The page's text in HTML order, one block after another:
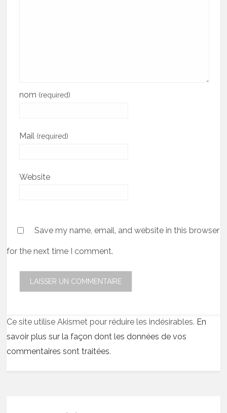
nom (required)
Mail (required)
Website
Save my name, email, and website in this browser
for the next time I comment.
Ce site utilise Akismet pour réduire les indésirables. En
savoir plus sur la façon dont les données de vos
commentaires sont traitées.